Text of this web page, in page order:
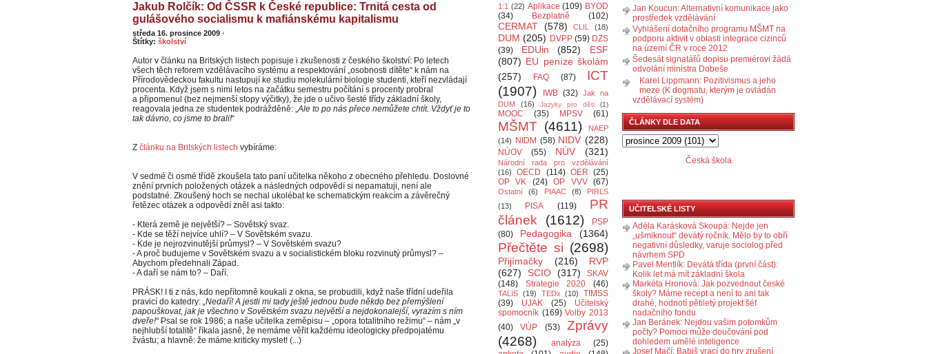
Jakub Rolčík: Od ČSSR k České republice: Trnitá cesta od
gulášového socialismu k mafiánskému kapitalismu
středa 16. prosince 2009 ·
Štítky: školství
Autor v článku na Britských listech popisuje i zkušenosti z českého školství: Po letech
všech těch reforem vzdělávacího systému a respektování „osobnosti dítěte“ k nám na
Přírodovědeckou fakultu nastupují ke studiu molekulární biologie studenti, kteří nezvládají
procenta. Když jsem s nimi letos na začátku semestru počítání s procenty probral
a připomenul (bez nejmenší stopy výčitky), že jde o učivo šesté třídy základní školy,
reagovala jedna ze studentek podrážděně: „Ale to po nás přece nemůžete chtít. Vždyť je to
tak dávno, co jsme to brali!“
Z článku na Britských listech vybíráme:
V sedmé či osmé třídě zkoušela tato paní učitelka někoho z obecného přehledu. Doslovné
znění prvních položených otázek a následných odpovědí si nepamatuji, není ale
podstatné. Zkoušený hoch se nechal ukolébat ke schematickým reakcím a závěrečný
řetězec otázek a odpovědí zněl asi takto:
- Která země je největší? – Sovětský svaz.
- Kde se těží nejvíce uhlí? – V Sovětském svazu.
- Kde je nejrozvinutější průmysl? – V Sovětském svazu?
- A proč budujeme v Sovětském svazu a v socialistickém bloku rozvinutý průmysl? –
Abychom předehnali Západ.
- A daří se nám to? – Daří.
PRÁSK! I ti z nás, kdo nepřítomně koukali z okna, se probudili, když naše třídní udeřila
pravicí do katedry: „Nedaří! A jestli mi tady ještě jednou bude někdo bez přemýšlení
papouškovat, jak je všechno v Sovětském svazu největší a nejdokonalejší, vyrazím s ním
dveře!“Psal se rok 1986; a naše učitelka zeměpisu – „opora totalitního režimu“ – nám „v
nejhlubší totalitě“ říkala jasně, že nemáme věřit každému ideologicky předpojatému
žvástu; a hlavně: že máme kriticky myslet! (...)
1:1 (22) Aplikace (109) BYOD
(34)
Bezplatně (102)
CERMAT (578) CLIL (18)
DUM (205) DVPP (59) DZS
(39)
EDUin (852)
ESF
(807) EU peníze školám
(257)
FAQ (87)
ICT
(1907)
IWB (32) Jak na
DUM
(16) Jazyky pro děti (1)
MOOC (35) MPSV (61)
MŠMT (4611)
NAEP
(14)
NIDM (58) NIDV (228)
NÚOV (55) NÚV (321)
Národní rada pro vzdělávání
(16)
OECD (114) OER (25)
OP VK
(24) OP VVV (67)
Ostatní (6) PIAAC (8)
PIRLS
(13)
PISA (119)
PR
článek
(1612)
PSP
(80)
Pedagogika (1364)
Přečtěte si (2698)
Přijímačky (216)
RVP
(627)
SCIO (317)
SKAV
(148)
Strategie 2020 (46)
TALIS (19) TEDx (10)
TIMSS
(39)
UJAK (25)
Učitelský
spomocník (169) Volby 2013
(40)
VÚP (53)
Zprávy
(4268)
analýza
(25)
Jan Koucun: Alternativní komunikace jako
prostředek vzdělávání
Vyhlášení dotačního programu MŠMT na
podporu aktivit v oblasti integrace cizinců
na území ČR v roce 2012
Šedesát signatářů dopisu premiérovi žádá
odvolání ministra Dobeše
Karel Lippmann: Pozitivismus a jeho
meze (K dogmatu, kterým je ovládán
vzdělávací systém)
ČLÁNKY DLE DATA
Česká škola
UČITELSKÉ LISTY
Adéla Karásková Skoupá: Nejde jen
„ušmiknout“ devátý ročník. Mělo by to obří
negativní důsledky, varuje sociolog před
návrhem SPD
Pavel Mentlík: Devátá třída (první část):
Kolik let má mít základní škola
Markéta Hronová: Jak pozvednout české
školy? Máme recept a není to ani tak
drahé, hodnotí pětiletý projekt šéf
nadačního fondu
Jan Beránek: Nejdou vašim potomkům
počty? Pomoci může doučování pod
dohledem umělé inteligence
Josef Mačí: Babiš vrací do hry zrušení